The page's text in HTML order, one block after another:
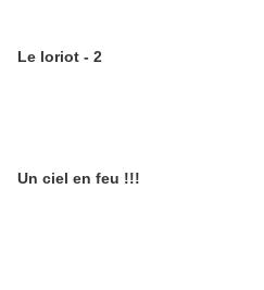
Le loriot - 2
Un ciel en feu !!!